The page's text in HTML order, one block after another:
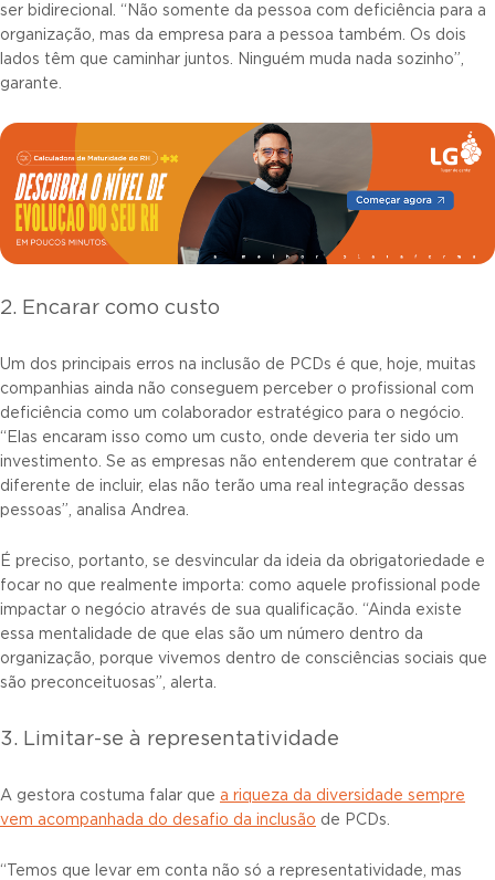
ser bidirecional. “Não somente da pessoa com deficiência para a
organização, mas da empresa para a pessoa também. Os dois
lados têm que caminhar juntos. Ninguém muda nada sozinho”,
garante.
2. Encarar como custo
Um dos principais erros na inclusão de PCDs é que, hoje, muitas
companhias ainda não conseguem perceber o profissional com
deficiência como um colaborador estratégico para o negócio.
“Elas encaram isso como um custo, onde deveria ter sido um
investimento. Se as empresas não entenderem que contratar é
diferente de incluir, elas não terão uma real integração dessas
pessoas”, analisa Andrea.
É preciso, portanto, se desvincular da ideia da obrigatoriedade e
focar no que realmente importa: como aquele profissional pode
impactar o negócio através de sua qualificação. “Ainda existe
essa mentalidade de que elas são um número dentro da
organização, porque vivemos dentro de consciências sociais que
são preconceituosas”, alerta.
3. Limitar-se à representatividade
A gestora costuma falar que a riqueza da diversidade sempre
vem acompanhada do desafio da inclusão de PCDs.
“Temos que levar em conta não só a representatividade, mas